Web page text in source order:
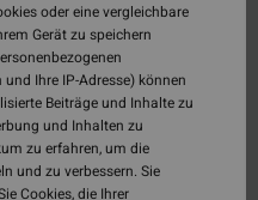
oder eine vergleichbare
Gerät zu speichern
Ihre IP-Adresse) können
Beiträge und Inhalte zu
und Inhalten zu
zu erfahren, um die
und zu verbessern. Sie
Cookies, die Ihrer